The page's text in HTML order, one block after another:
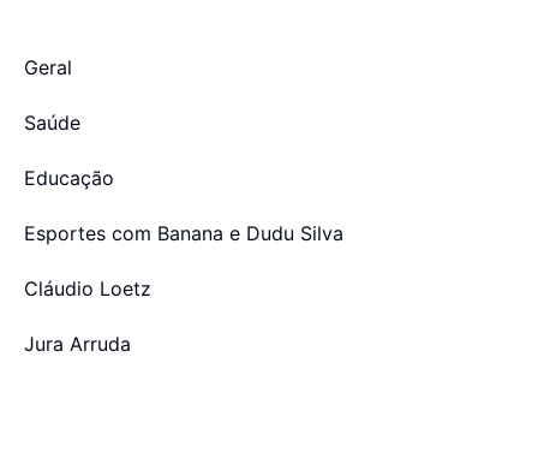
Geral
Saúde
Educação
Esportes com Banana e Dudu Silva
Cláudio Loetz
Jura Arruda